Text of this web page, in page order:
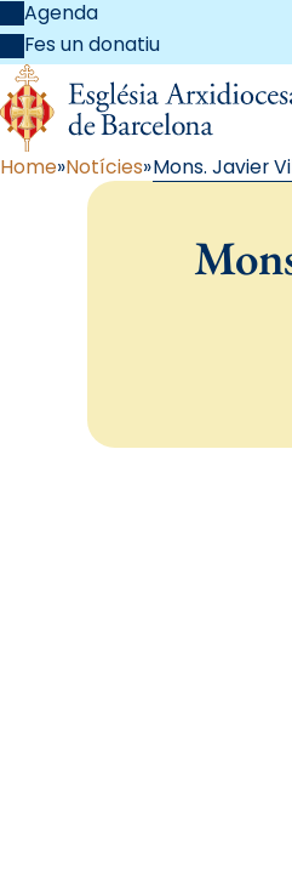
Agenda
Fes un donatiu
Home Notícies Mons. Javier